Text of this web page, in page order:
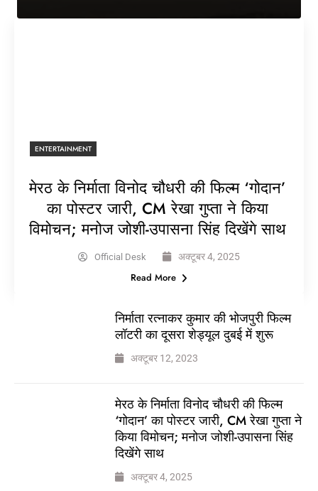
ENTERTAINMENT
मेरठ के निर्माता विनोद चौधरी की फिल्म ‘गोदान’
का पोस्टर जारी, CM रेखा गुप्ता ने किया
विमोचन; मनोज जोशी-उपासना सिंह दिखेंगे साथ
Official Desk अक्टूबर 4, 2025
Read More
निर्माता रत्नाकर कुमार की भोजपुरी फिल्म
लॉटरी का दूसरा शेड्यूल दुबई में शुरू
अक्टूबर 12, 2023
मेरठ के निर्माता विनोद चौधरी की फिल्म
‘गोदान’ का पोस्टर जारी, CM रेखा गुप्ता ने
किया विमोचन; मनोज जोशी-उपासना सिंह
दिखेंगे साथ
अक्टूबर 4, 2025